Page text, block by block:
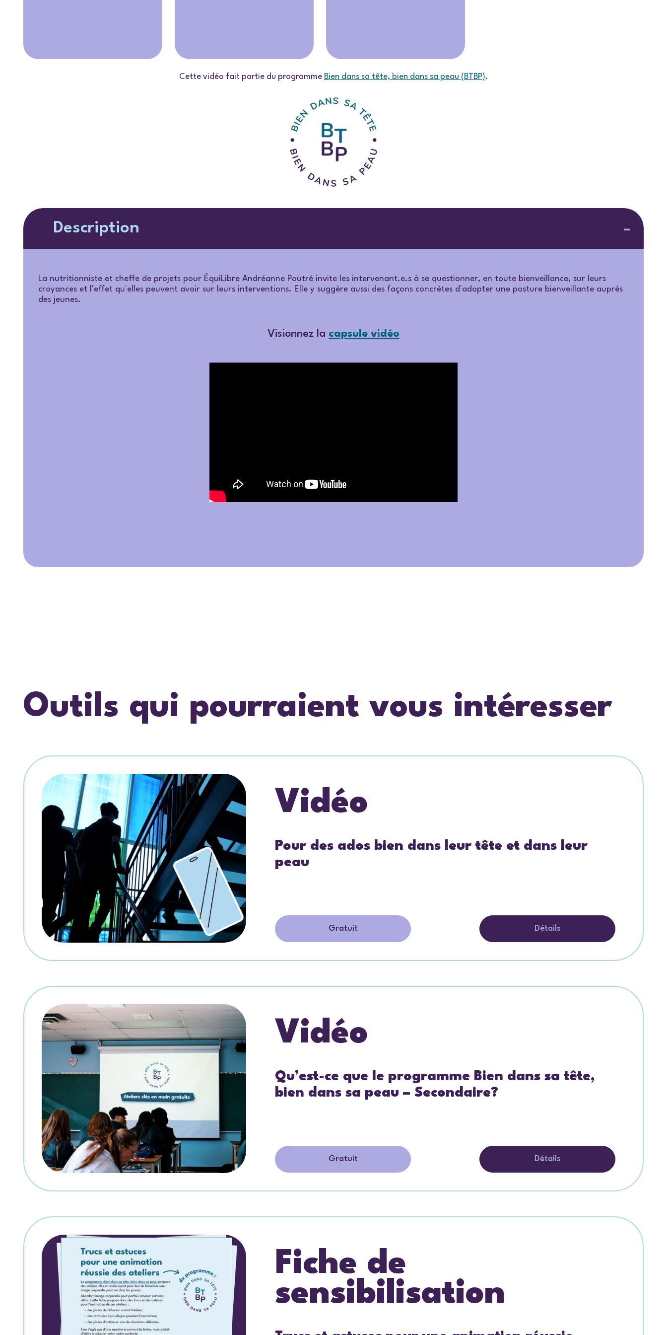
Cette vidéo fait partie du programme Bien dans sa tête, bien dans sa peau (BTBP).
Description
La nutritionniste et cheffe de projets pour ÉquiLibre Andréanne Poutré invite les intervenant.e.s à se questionner, en toute bienveillance, sur leurs
croyances et l'effet qu'elles peuvent avoir sur leurs interventions. Elle y suggère aussi des façons concrètes d'adopter une posture bienveillante auprès
des jeunes.
Visionnez la capsule vidéo
Outils qui pourraient vous intéresser
Vidéo
Pour des ados bien dans leur tête et dans leur
peau
Gratuit Détails
Vidéo
Qu’est-ce que le programme Bien dans sa tête,
bien dans sa peau – Secondaire?
Gratuit Détails
Fiche de
sensibilisation